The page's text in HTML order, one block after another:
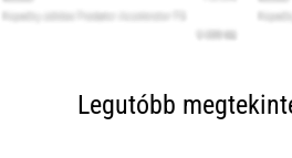
Legutóbb